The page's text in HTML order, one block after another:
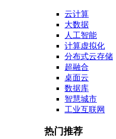
云计算
大数据
人工智能
计算虚拟化
分布式云存储
超融合
桌面云
数据库
智慧城市
工业互联网
热门推荐